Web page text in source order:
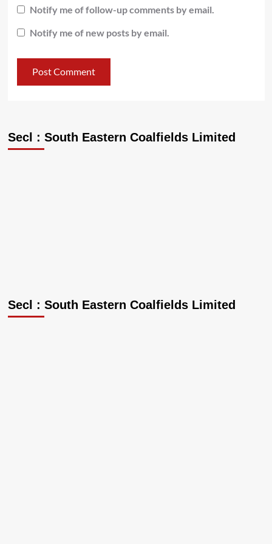
Notify me of follow-up comments by email.
Notify me of new posts by email.
Secl : South Eastern Coalfields Limited
Secl : South Eastern Coalfields Limited